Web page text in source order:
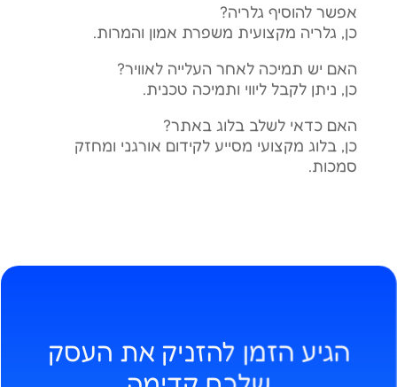
אפשר להוסיף גלריה?
כן, גלריה מקצועית משפרת אמון והמרות.
האם יש תמיכה לאחר העלייה לאוויר?
כן, ניתן לקבל ליווי ותמיכה טכנית.
האם כדאי לשלב בלוג באתר?
כן, בלוג מקצועי מסייע לקידום אורגני ומחזק
סמכות.
הגיע הזמן להזניק את העסק